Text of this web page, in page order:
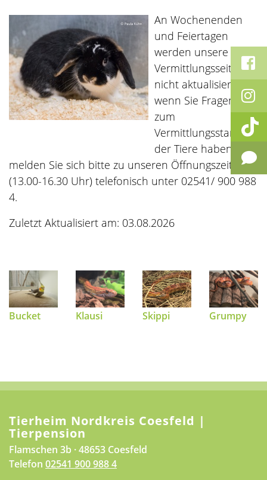
An Wochenenden
und Feiertagen
werden unsere
Vermittlungsseiten
nicht aktualisiert,
wenn Sie Fragen
zum
Vermittlungsstand
der Tiere haben,
melden Sie sich bitte zu unseren Öffnungszeiten
(13.00-16.30 Uhr) telefonisch unter 02541/ 900 988
4.
Zuletzt Aktualisiert am: 03.08.2026
Bucket Klausi Skippi Grumpy
Tierheim Nordkreis Coesfeld |
Tierpension
Flamschen 3b · 48653 Coesfeld
Telefon 02541 900 988 4